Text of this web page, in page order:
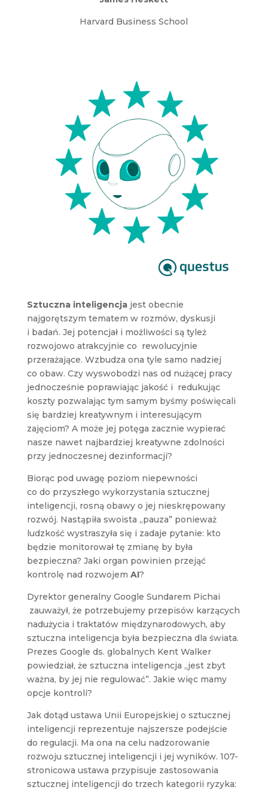
Harvard Business School
Sztuczna inteligencjajest obecnie
najgorętszym tematem w rozmów, dyskusji
i badań. Jej potencjał i możliwości są tyleż
rozwojowo atrakcyjnie co rewolucyjnie
przerażające. Wzbudza ona tyle samo nadziej
co obaw. Czy wyswobodzi nas od nużącej pracy
jednocześnie poprawiając jakość i redukując
koszty pozwalając tym samym byśmy poświęcali
się bardziej kreatywnym i interesującym
zajęciom? A może jej potęga zacznie wypierać
nasze nawet najbardziej kreatywne zdolności
przy jednoczesnej dezinformacji?
Biorąc pod uwagę poziom niepewności
co do przyszłego wykorzystania sztucznej
inteligencji, rosną obawy o jej nieskrępowany
rozwój. Nastąpiła swoista „pauza” ponieważ
ludzkość wystraszyła się i zadaje pytanie: kto
będzie monitorował tę zmianę by była
bezpieczna? Jaki organ powinien przejąć
kontrolę nad rozwojem AI?
Dyrektor generalny Google Sundarem Pichai
zauważył, że potrzebujemy przepisów karzących
nadużycia i traktatów międzynarodowych, aby
sztuczna inteligencja była bezpieczna dla świata.
Prezes Google ds. globalnych Kent Walker
powiedział, że sztuczna inteligencja „jest zbyt
ważna, by jej nie regulować”. Jakie więc mamy
opcje kontroli?
Jak dotąd ustawa Unii Europejskiej o sztucznej
inteligencji reprezentuje najszersze podejście
do regulacji. Ma ona na celu nadzorowanie
rozwoju sztucznej inteligencji i jej wyników. 107-
stronicowa ustawa przypisuje zastosowania
sztucznej inteligencji do trzech kategorii ryzyka: